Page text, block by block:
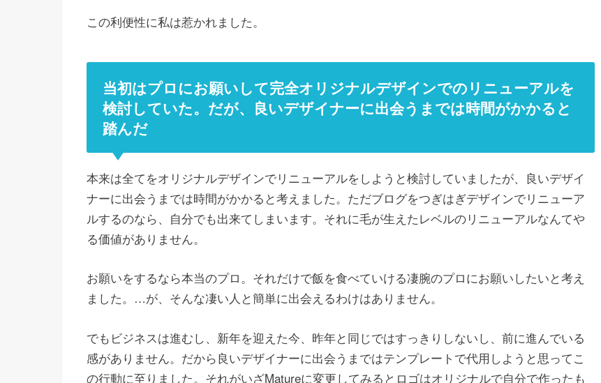
この利便性に私は惹かれました。
当初はプロにお願いして完全オリジナルデザインでのリニューアルを
検討していた。だが、良いデザイナーに出会うまでは時間がかかると
踏んだ
本来は全てをオリジナルデザインでリニューアルをしようと検討していましたが、良いデザイ
ナーに出会うまでは時間がかかると考えました。ただブログをつぎはぎデザインでリニューア
ルするのなら、自分でも出来てしまいます。それに毛が生えたレベルのリニューアルなんてや
る価値がありません。
お願いをするなら本当のプロ。それだけで飯を食べていける凄腕のプロにお願いしたいと考え
ました。…が、そんな凄い人と簡単に出会えるわけはありません。
でもビジネスは進むし、新年を迎えた今、昨年と同じではすっきりしないし、前に進んでいる
感がありません。だから良いデザイナーに出会うまではテンプレートで代用しようと思ってこ
の行動に至りました。それがいざMatureに変更してみるとロゴはオリジナルで自分で作ったも